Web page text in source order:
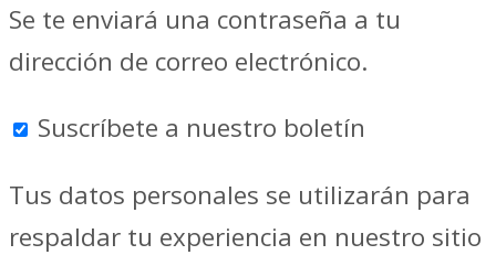
Se te enviará una contraseña a tu
dirección de correo electrónico.
Suscríbete a nuestro boletín
Tus datos personales se utilizarán para
respaldar tu experiencia en nuestro sitio